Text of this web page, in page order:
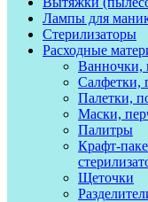
Лампы для
Стерилизаторы
Расходные
Ванночки,
Салфетки,
Палетки,
Маски,
Палитры
Крафт-
Щеточки